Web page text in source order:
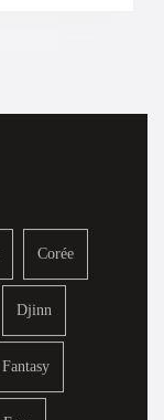
Corée
Djinn
Fantasy